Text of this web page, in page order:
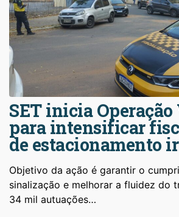
SET inicia
para intensificar
de estacionamento
Objetivo da ação é garantir o
sinalização e melhorar a fluidez do
34 mil autuações…